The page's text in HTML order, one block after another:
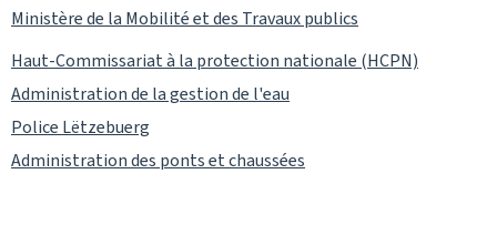
Ministère de la Mobilité et des Travaux publics
Haut-Commissariat à la protection nationale (HCPN)
Administration de la gestion de l'eau
Police Lëtzebuerg
Administration des ponts et chaussées